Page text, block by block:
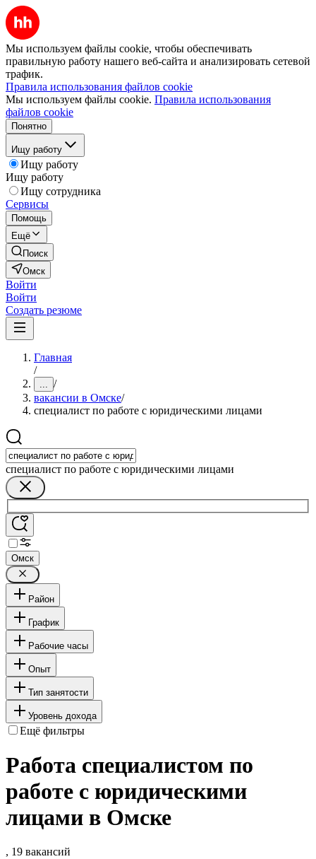
Мы используем файлы cookie, чтобы обеспечивать
правильную работу нашего веб-сайта и анализировать сетевой
трафик.
Правила использования файлов cookie
Мы используем файлы cookie. Правила использования
файлов cookie
Понятно
Ищу работу
Ищу работу
Ищу работу
Ищу сотрудника
Сервисы
Помощь
Ещё
Поиск
Омск
Войти
Войти
Создать резюме
Главная
/
... /
вакансии в Омске/
специалист по работе с юридическими лицами
специалист по работе с юридическими лицами
Омск
Район
График
Рабочие часы
Опыт
Тип занятости
Уровень дохода
Ещё фильтры
Работа специалистом по
работе с юридическими
лицами в Омске
, 19 вакансий